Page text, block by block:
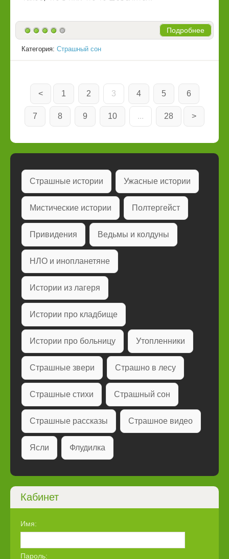
Подробнее
Категория: Страшный сон
< 1 2 3 4 5 6
7 8 9 10 ... 28 >
Страшные истории Ужасные истории
Мистические истории Полтергейст
Привидения Ведьмы и колдуны
НЛО и инопланетяне
Истории из лагеря
Истории про кладбище
Истории про больницу Утопленники
Страшные звери Страшно в лесу
Страшные стихи Страшный сон
Страшные рассказы Страшное видео
Ясли Флудилка
Кабинет
Имя:
Пароль: